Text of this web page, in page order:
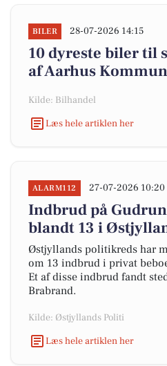
BILER 28-07-2026 14:15
10 dyreste biler til
af Aarhus
Kilde: Bilhandel
Læs hele artiklen her
ALARM112 27-07-2026 10:20
Indbrud på
blandt 13 i
Østjyllands politikreds har
om 13 indbrud i privat
Et af disse indbrud fandt
Brabrand.
Kilde: Østjyllands Politi
Læs hele artiklen her